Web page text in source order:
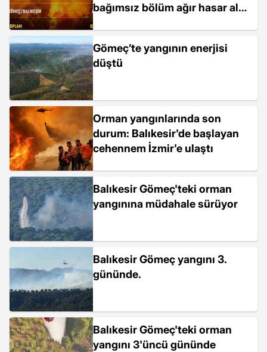
bağımsız bölüm ağır hasar aldı
Gömeç’te yangının enerjisi
düştü
Orman yangınlarında son
durum: Balıkesir'de başlayan
cehennem İzmir'e ulaştı
Balıkesir Gömeç'teki orman
yangınına müdahale sürüyor
Balıkesir Gömeç yangını 3.
gününde.
Balıkesir Gömeç'teki orman
yangını 3'üncü gününde